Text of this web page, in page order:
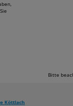
Bitte
Köttlach